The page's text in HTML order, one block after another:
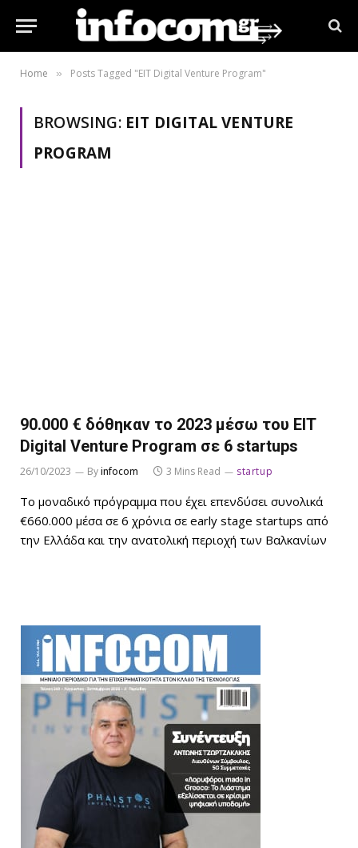
Home » Posts Tagged "EIT Digital Venture Program"
BROWSING: EIT DIGITAL VENTURE
PROGRAM
90.000 € δόθηκαν το 2023 μέσω του EIT
Digital Venture Program σε 6 startups
26/10/2023 Byinfocom 3 Mins Read startup
Το μοναδικό πρόγραμμα που έχει επενδύσει συνολικά
€660.000 μέσα σε 6 χρόνια σε early stage startups από
την Ελλάδα και την ανατολική περιοχή των Βαλκανίων